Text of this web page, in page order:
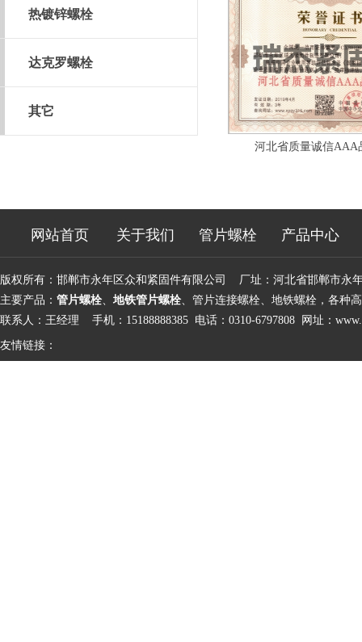
热镀锌螺栓
达克罗螺栓
其它
河北省质量诚信AAA
网站首页 关于我们 管片螺栓 产品中心
版权所有：邯郸市永年区众和紧固件有限公司 厂址：河北省邯郸市
主要产品： 管片螺栓、 地铁管片螺栓、管片连接螺栓、地铁螺栓，各种
联系人：王经理 手机：15188888385 电话：0310-6797808 网址：
友情链接：